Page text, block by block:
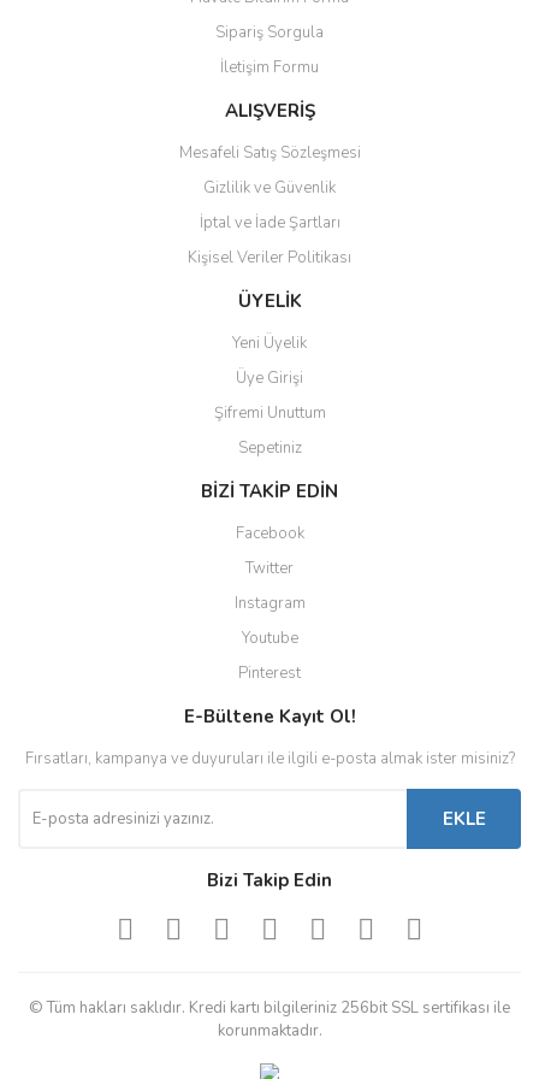
Ürün bilgilerinde hatalar bulunuyor.
Ürün fiyatı diğer sitelerden daha pahalı.
Bu ürüne benzer farklı alternatifler olmalı.
Gönder
Sipariş Sorgula
İletişim Formu
ALIŞVERİŞ
Mesafeli Satış Sözleşmesi
Gizlilik ve Güvenlik
İptal ve İade Şartları
Kişisel Veriler Politikası
ÜYELİK
Yeni Üyelik
Üye Girişi
Şifremi Unuttum
Sepetiniz
BİZİ TAKİP EDİN
Facebook
Twitter
Instagram
Youtube
Pinterest
E-Bültene Kayıt Ol!
Fırsatları, kampanya ve duyuruları ile ilgili e-posta almak ister misiniz?
EKLE
Bizi Takip Edin
© Tüm hakları saklıdır. Kredi kartı bilgileriniz 256bit SSL sertifikası ile
korunmaktadır.